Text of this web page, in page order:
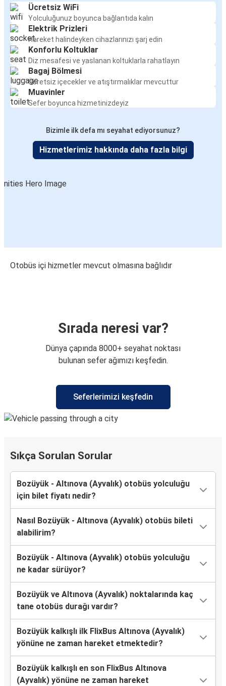
Ücretsiz WiFi
Yolculuğunuz boyunca bağlantıda kalın
Elektrik Prizleri
Hareket halindeyken cihazlarınızı şarj edin
Konforlu Koltuklar
Diz mesafesi ve yaslanan koltuklarla rahatlayın
Bagaj Bölmesi
Ücretsiz içecekler ve atıştırmalıklar mevcuttur
Muavinler
Sefer boyunca hizmetinizdeyiz
Bizimle ilk defa mı seyahat ediyorsunuz?
Hizmetlerimiz hakkında daha fazla bilgi
Otobüs içi hizmetler mevcut olmasına bağlıdır
Sırada neresi var?
Dünya çapında 8000+ seyahat noktası
bulunan sefer ağımızı keşfedin.
Seferlerimizi keşfedin
Sıkça Sorulan Sorular
Bozüyük - Altınova (Ayvalık) otobüs yolculuğu
için bilet fiyatı nedir?
Nasıl Bozüyük - Altınova (Ayvalık) otobüs bileti
alabilirim?
Bozüyük - Altınova (Ayvalık) otobüs yolculuğu
ne kadar sürüyor?
Bozüyük ve Altınova (Ayvalık) noktalarında kaç
tane otobüs durağı vardır?
Bozüyük kalkışlı ilk FlixBus Altınova (Ayvalık)
yönüne ne zaman hareket etmektedir?
Bozüyük kalkışlı en son FlixBus Altınova
(Ayvalık) yönüne ne zaman hareket